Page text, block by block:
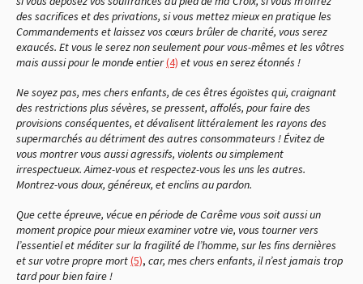
des sacrifices et des privations, si vous mettez mieux en pratique les
Commandements et laissez vos cœurs brûler de charité, vous serez
exaucés. Et vous le serez non seulement pour vous-mêmes et les vôtres
mais aussi pour le monde entier(4) et vous en serez étonnés !
Ne soyez pas, mes chers enfants, de ces êtres égoïstes qui, craignant
des restrictions plus sévères, se pressent, affolés, pour faire des
provisions conséquentes, et dévalisent littéralement les rayons des
supermarchés au détriment des autres consommateurs ! Évitez de
vous montrer vous aussi agressifs, violents ou simplement
irrespectueux. Aimez-vous et respectez-vous les uns les autres.
Montrez-vous doux, généreux, et enclins au pardon.
Que cette épreuve, vécue en période de Carême vous soit aussi un
moment propice pour mieux examiner votre vie, vous tourner vers
l’essentiel et méditer sur la fragilité de l’homme, sur les fins dernières
et sur votre propre mort(5), car, mes chers enfants, il n’est jamais trop
tard pour bien faire !